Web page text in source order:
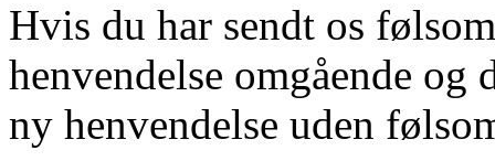
Hvis du har sendt os
henvendelse omgående
ny henvendelse uden